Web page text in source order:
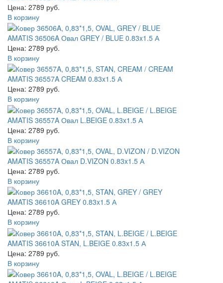
Цена: 2789 руб.
В корзину
AMATIS 36506A Овал GREY / BLUE 0.83x1.5 А
Цена: 2789 руб.
В корзину
AMATIS 36557A CREAM 0.83x1.5 А
Цена: 2789 руб.
В корзину
AMATIS 36557A Овал L.BEIGE 0.83x1.5 А
Цена: 2789 руб.
В корзину
AMATIS 36557A Овал D.VIZON 0.83x1.5 А
Цена: 2789 руб.
В корзину
AMATIS 36610A GREY 0.83x1.5 А
Цена: 2789 руб.
В корзину
AMATIS 36610A STAN, L.BEIGE 0.83x1.5 А
Цена: 2789 руб.
В корзину